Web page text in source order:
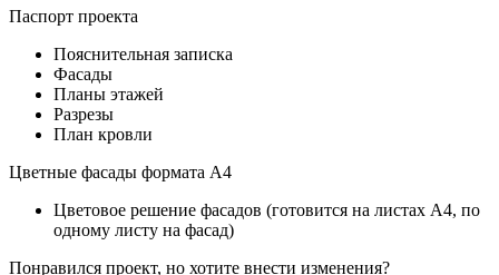
Паспорт проекта
Пояснительная записка
Фасады
Планы этажей
Разрезы
План кровли
Цветные фасады формата А4
Цветовое решение фасадов (готовится на листах А4, по
одному листу на фасад)
Понравился проект, но хотите внести изменения?